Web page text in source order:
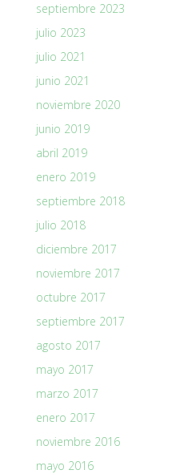
septiembre 2023
julio 2023
julio 2021
junio 2021
noviembre 2020
junio 2019
abril 2019
enero 2019
septiembre 2018
julio 2018
diciembre 2017
noviembre 2017
octubre 2017
septiembre 2017
agosto 2017
mayo 2017
marzo 2017
enero 2017
noviembre 2016
mayo 2016